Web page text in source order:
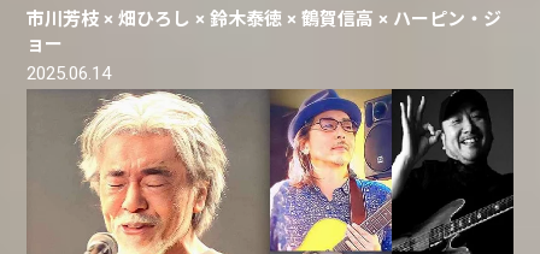
市川芳枝 × 畑ひろし × 鈴木泰徳 × 鶴賀信高 × ハーピン・ジ
ョー
2025.06.14